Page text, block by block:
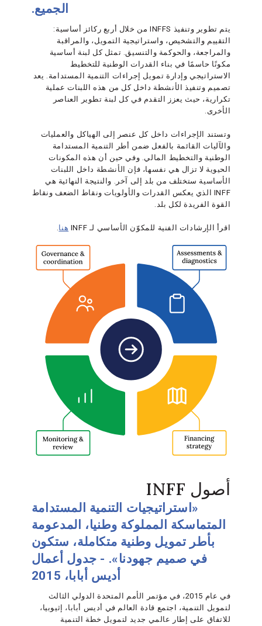
الجميع.
يتم تطوير وتنفيذ INFFS من خلال أربع ركائز أساسية:
التقييم والتشخيص، واستراتيجية التمويل، والمراقبة
والمراجعة، والحوكمة والتنسيق. تمثل كل لبنة أساسية
مكونًا حاسمًا في بناء القدرات الوطنية للتخطيط
الاستراتيجي وإدارة تمويل إجراءات التنمية المستدامة. يعد
تصميم وتنفيذ الأنشطة داخل كل من هذه اللبنات عملية
تكرارية، حيث يعزز التقدم في كل لبنة تطوير العناصر
الأخرى.
وتستند الإجراءات داخل كل عنصر إلى الهياكل والعمليات
والآليات القائمة بالفعل ضمن أطر التنمية المستدامة
الوطنية والتخطيط المالي. وفي حين أن هذه المكونات
الحيوية لا تزال هي نفسها، فإن الأنشطة داخل اللبنات
الأساسية ستختلف من بلد إلى آخر. والنتيجة النهائية هي
INFF الذي يعكس القدرات والأولويات ونقاط الضعف ونقاط
القوة الفريدة لكل بلد.
اقرأ الإرشادات الفنية للمكوّن الأساسي لـ INFF هنا.
أصول INFF
«استراتيجيات التنمية المستدامة
المتماسكة المملوكة وطنيا، المدعومة
بأطر تمويل وطنية متكاملة، ستكون
في صميم جهودنا». - جدول أعمال
أديس أبابا، 2015
في عام 2015، في مؤتمر الأمم المتحدة الدولي الثالث
لتمويل التنمية، اجتمع قادة العالم في أديس أبابا، إثيوبيا،
للاتفاق على إطار عالمي جديد لتمويل خطة التنمية